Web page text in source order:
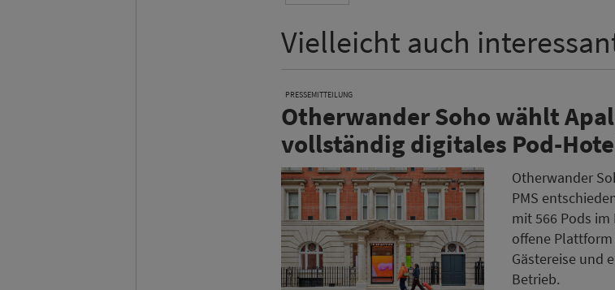
Vielleicht auch
PRESSEMITTEILUNG
Otherwander Soho wählt
vollständig digitales Pod-
Otherwander
PMS
mit 566 Pods
offene
Gästereise und
Betrieb.